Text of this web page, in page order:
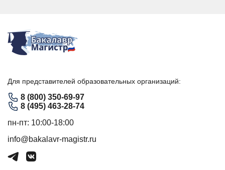
Для представителей образовательных организаций:
8 (800) 350-69-97
8 (495) 463-28-74
пн-пт: 10:00-18:00
info@bakalavr-magistr.ru